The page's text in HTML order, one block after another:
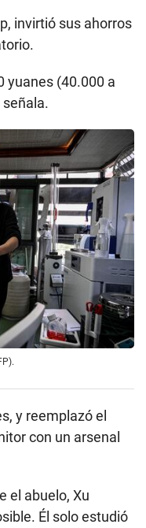
invirtió sus ahorros
yuanes (40.000 a
señala.
y reemplazó el
con un arsenal
el abuelo, Xu
Él solo estudió